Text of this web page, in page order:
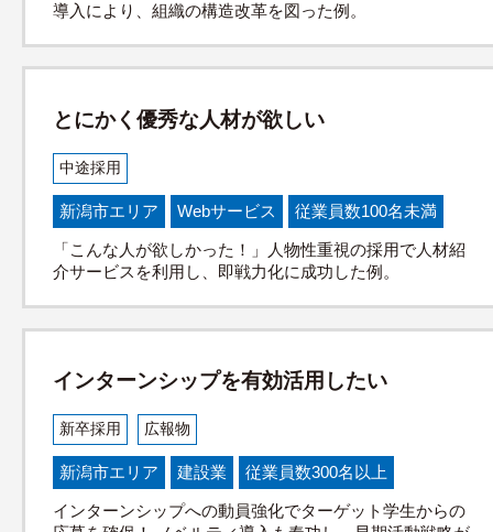
導入により、組織の構造改革を図った例。
とにかく優秀な人材が欲しい
中途採用
新潟市エリア Webサービス 従業員数100名未満
「こんな人が欲しかった！」人物性重視の採用で人材紹
介サービスを利用し、即戦力化に成功した例。
インターンシップを有効活用したい
新卒採用 広報物
新潟市エリア 建設業 従業員数300名以上
インターンシップへの動員強化でターゲット学生からの